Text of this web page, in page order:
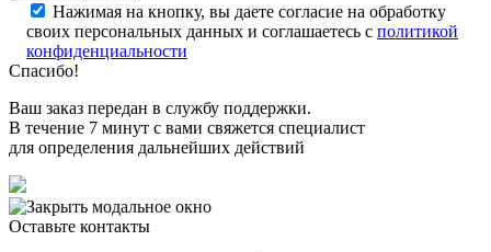
Нажимая на кнопку, вы даете согласие на обработку
своих персональных данных и соглашаетесь с политикой
конфиденциальности
Спасибо!
Ваш заказ передан в службу поддержки.
В течение 7 минут с вами свяжется специалист
для определения дальнейших действий
Оставьте контакты